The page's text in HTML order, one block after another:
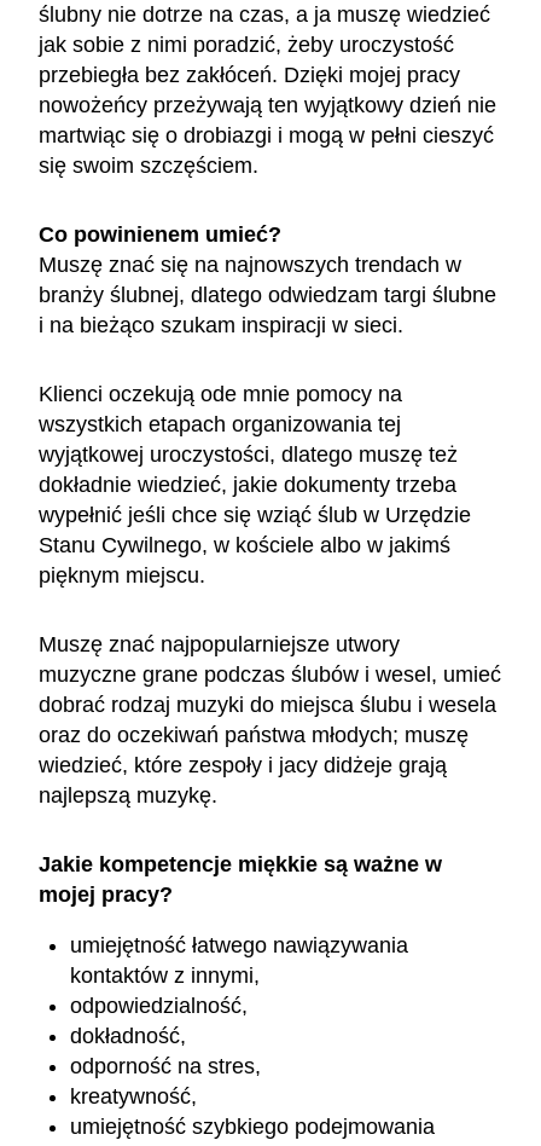
ślubny nie dotrze na czas, a ja muszę wiedzieć
jak sobie z nimi poradzić, żeby uroczystość
przebiegła bez zakłóceń. Dzięki mojej pracy
nowożeńcy przeżywają ten wyjątkowy dzień nie
martwiąc się o drobiazgi i mogą w pełni cieszyć
się swoim szczęściem.
Co powinienem umieć?
Muszę znać się na najnowszych trendach w
branży ślubnej, dlatego odwiedzam targi ślubne
i na bieżąco szukam inspiracji w sieci.
Klienci oczekują ode mnie pomocy na
wszystkich etapach organizowania tej
wyjątkowej uroczystości, dlatego muszę też
dokładnie wiedzieć, jakie dokumenty trzeba
wypełnić jeśli chce się wziąć ślub w Urzędzie
Stanu Cywilnego, w kościele albo w jakimś
pięknym miejscu.
Muszę znać najpopularniejsze utwory
muzyczne grane podczas ślubów i wesel, umieć
dobrać rodzaj muzyki do miejsca ślubu i wesela
oraz do oczekiwań państwa młodych; muszę
wiedzieć, które zespoły i jacy didżeje grają
najlepszą muzykę.
Jakie kompetencje miękkie są ważne w
mojej pracy?
umiejętność łatwego nawiązywania
kontaktów z innymi,
odpowiedzialność,
dokładność,
odporność na stres,
kreatywność,
umiejętność szybkiego podejmowania